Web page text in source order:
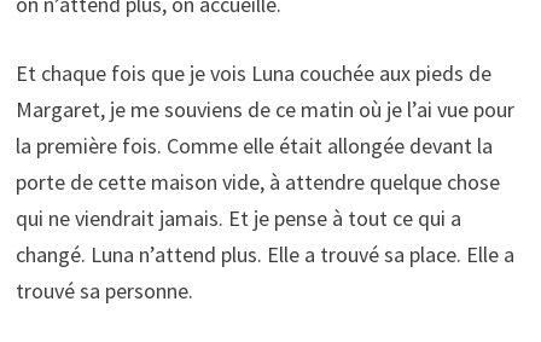
Et chaque fois que je vois Luna couchée aux pieds de
Margaret, je me souviens de ce matin où je l’ai vue pour
la première fois. Comme elle était allongée devant la
porte de cette maison vide, à attendre quelque chose
qui ne viendrait jamais. Et je pense à tout ce qui a
changé. Luna n’attend plus. Elle a trouvé sa place. Elle a
trouvé sa personne.